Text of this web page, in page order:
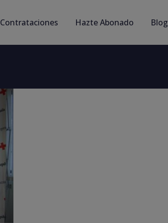
Contrataciones Hazte Abonado Blog